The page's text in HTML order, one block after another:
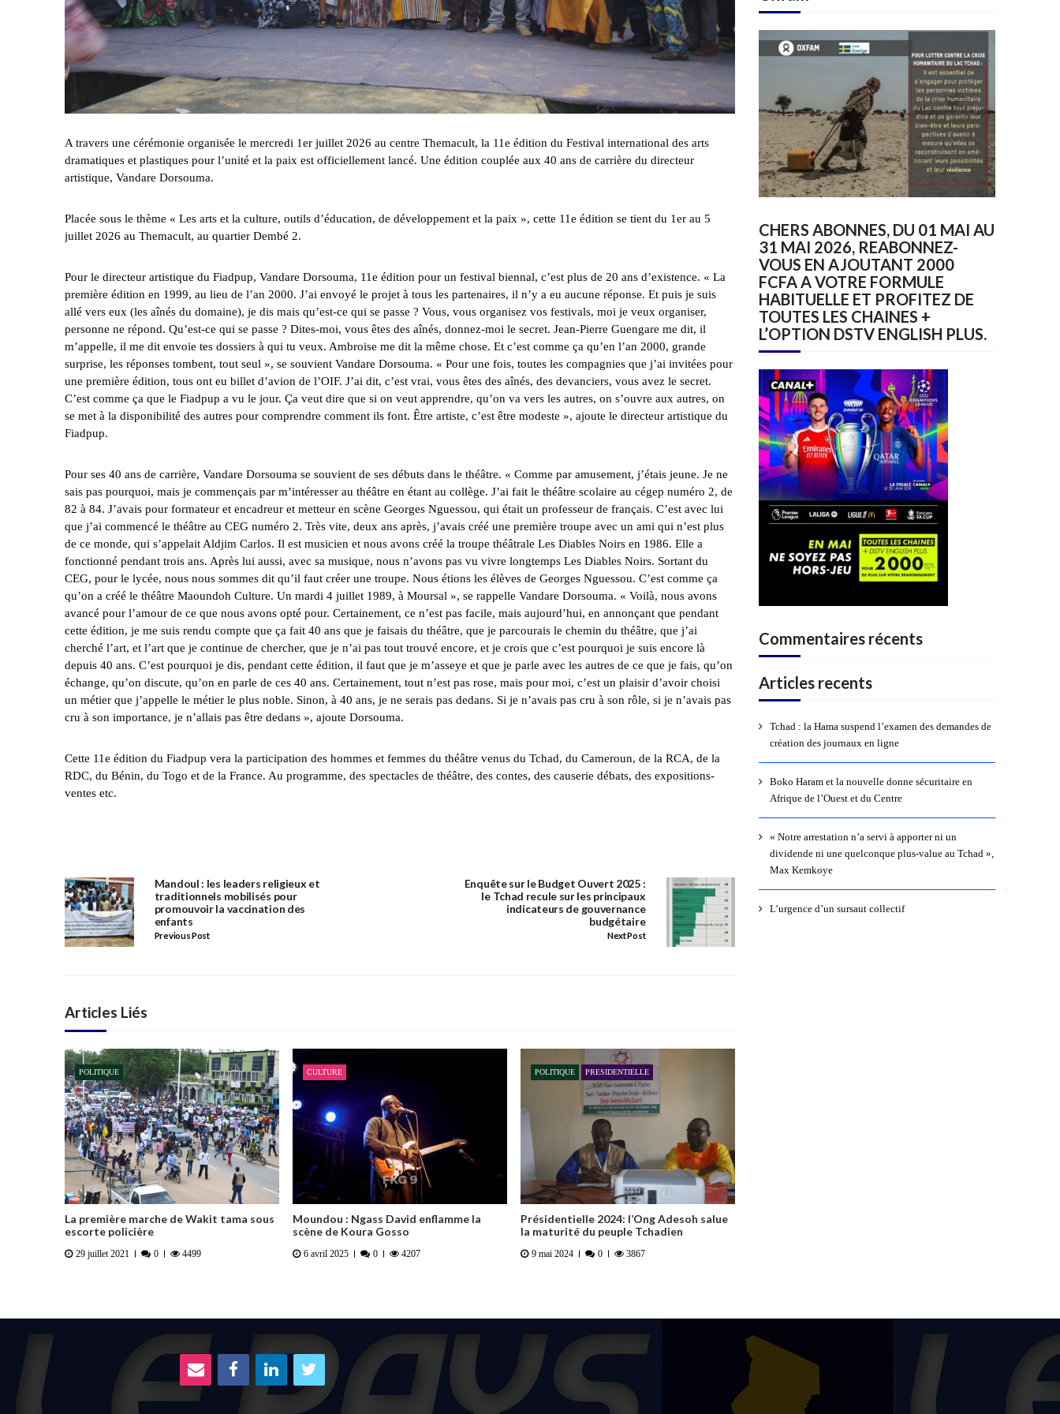
A travers une cérémonie organisée le mercredi 1er juillet 2026 au centre Themacult, la 11e édition du Festival international des arts
dramatiques et plastiques pour l’unité et la paix est officiellement lancé. Une édition couplée aux 40 ans de carrière du directeur
artistique, Vandare Dorsouma.
Placée sous le thème « Les arts et la culture, outils d’éducation, de développement et la paix », cette 11e édition se tient du 1er au 5
juillet 2026 au Themacult, au quartier Dembé 2.
Pour le directeur artistique du Fiadpup, Vandare Dorsouma, 11e édition pour un festival biennal, c’est plus de 20 ans d’existence. « La
première édition en 1999, au lieu de l’an 2000. J’ai envoyé le projet à tous les partenaires, il n’y a eu aucune réponse. Et puis je suis
allé vers eux (les aînés du domaine), je dis mais qu’est-ce qui se passe ? Vous, vous organisez vos festivals, moi je veux organiser,
personne ne répond. Qu’est-ce qui se passe ? Dites-moi, vous êtes des aînés, donnez-moi le secret. Jean-Pierre Guengare me dit, il
m’appelle, il me dit envoie tes dossiers à qui tu veux. Ambroise me dit la même chose. Et c’est comme ça qu’en l’an 2000, grande
surprise, les réponses tombent, tout seul », se souvient Vandare Dorsouma. « Pour une fois, toutes les compagnies que j’ai invitées pour
une première édition, tous ont eu billet d’avion de l’OIF. J’ai dit, c’est vrai, vous êtes des aînés, des devanciers, vous avez le secret.
C’est comme ça que le Fiadpup a vu le jour. Ça veut dire que si on veut apprendre, qu’on va vers les autres, on s’ouvre aux autres, on
se met à la disponibilité des autres pour comprendre comment ils font. Être artiste, c’est être modeste », ajoute le directeur artistique du
Fiadpup.
Pour ses 40 ans de carrière, Vandare Dorsouma se souvient de ses débuts dans le théâtre. « Comme par amusement, j’étais jeune. Je ne
sais pas pourquoi, mais je commençais par m’intéresser au théâtre en étant au collège. J’ai fait le théâtre scolaire au cégep numéro 2, de
82 à 84. J’avais pour formateur et encadreur et metteur en scène Georges Nguessou, qui était un professeur de français. C’est avec lui
que j’ai commencé le théâtre au CEG numéro 2. Très vite, deux ans après, j’avais créé une première troupe avec un ami qui n’est plus
de ce monde, qui s’appelait Aldjim Carlos. Il est musicien et nous avons créé la troupe théâtrale Les Diables Noirs en 1986. Elle a
fonctionné pendant trois ans. Après lui aussi, avec sa musique, nous n’avons pas vu vivre longtemps Les Diables Noirs. Sortant du
CEG, pour le lycée, nous nous sommes dit qu’il faut créer une troupe. Nous étions les élèves de Georges Nguessou. C’est comme ça
qu’on a créé le théâtre Maoundoh Culture. Un mardi 4 juillet 1989, à Moursal », se rappelle Vandare Dorsouma. « Voilà, nous avons
avancé pour l’amour de ce que nous avons opté pour. Certainement, ce n’est pas facile, mais aujourd’hui, en annonçant que pendant
cette édition, je me suis rendu compte que ça fait 40 ans que je faisais du théâtre, que je parcourais le chemin du théâtre, que j’ai
cherché l’art, et l’art que je continue de chercher, que je n’ai pas tout trouvé encore, et je crois que c’est pourquoi je suis encore là
depuis 40 ans. C’est pourquoi je dis, pendant cette édition, il faut que je m’asseye et que je parle avec les autres de ce que je fais, qu’on
échange, qu’on discute, qu’on en parle de ces 40 ans. Certainement, tout n’est pas rose, mais pour moi, c’est un plaisir d’avoir choisi
un métier que j’appelle le métier le plus noble. Sinon, à 40 ans, je ne serais pas dedans. Si je n’avais pas cru à son rôle, si je n’avais pas
cru à son importance, je n’allais pas être dedans », ajoute Dorsouma.
Cette 11e édition du Fiadpup vera la participation des hommes et femmes du théâtre venus du Tchad, du Cameroun, de la RCA, de la
RDC, du Bénin, du Togo et de la France. Au programme, des spectacles de théâtre, des contes, des causerie débats, des expositions-
ventes etc.
Mandoul : les leaders religieux et
traditionnels mobilisés pour
promouvoir la vaccination des
enfants
Previous Post
Enquête sur le Budget Ouvert 2025 :
le Tchad recule sur les principaux
indicateurs de gouvernance
budgétaire
Next Post
Articles Liés
POLITIQUE
La première marche de Wakit tama sous
escorte policière
29 juillet 2021 0 4499
CULTURE
Moundou : Ngass David enflamme la
scène de Koura Gosso
6 avril 2025 0 4207
POLITIQUE PRESIDENTIELLE
Présidentielle 2024: l’Ong Adesoh salue
la maturité du peuple Tchadien
9 mai 2024 0 3867
CHERS ABONNES, DU 01 MAI AU
31 MAI 2026, REABONNEZ-
VOUS EN AJOUTANT 2000
FCFA A VOTRE FORMULE
HABITUELLE ET PROFITEZ DE
TOUTES LES CHAINES +
L’OPTION DSTV ENGLISH PLUS.
Commentaires récents
Articles recents
Tchad : la Hama suspend l’examen des demandes de
création des journaux en ligne
Boko Haram et la nouvelle donne sécuritaire en
Afrique de l’Ouest et du Centre
« Notre arrestation n’a servi à apporter ni un
dividende ni une quelconque plus-value au Tchad »,
Max Kemkoye
L’urgence d’un sursaut collectif